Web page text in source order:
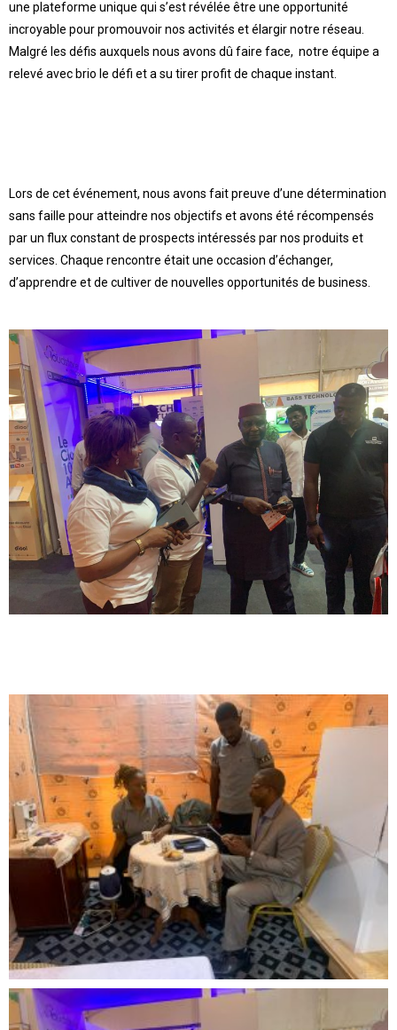
une plateforme unique qui s’est révélée être une opportunité
incroyable pour promouvoir nos activités et élargir notre réseau.
Malgré les défis auxquels nous avons dû faire face, notre équipe a
relevé avec brio le défi et a su tirer profit de chaque instant.
Lors de cet événement, nous avons fait preuve d’une détermination
sans faille pour atteindre nos objectifs et avons été récompensés
par un flux constant de prospects intéressés par nos produits et
services. Chaque rencontre était une occasion d’échanger,
d’apprendre et de cultiver de nouvelles opportunités de business.